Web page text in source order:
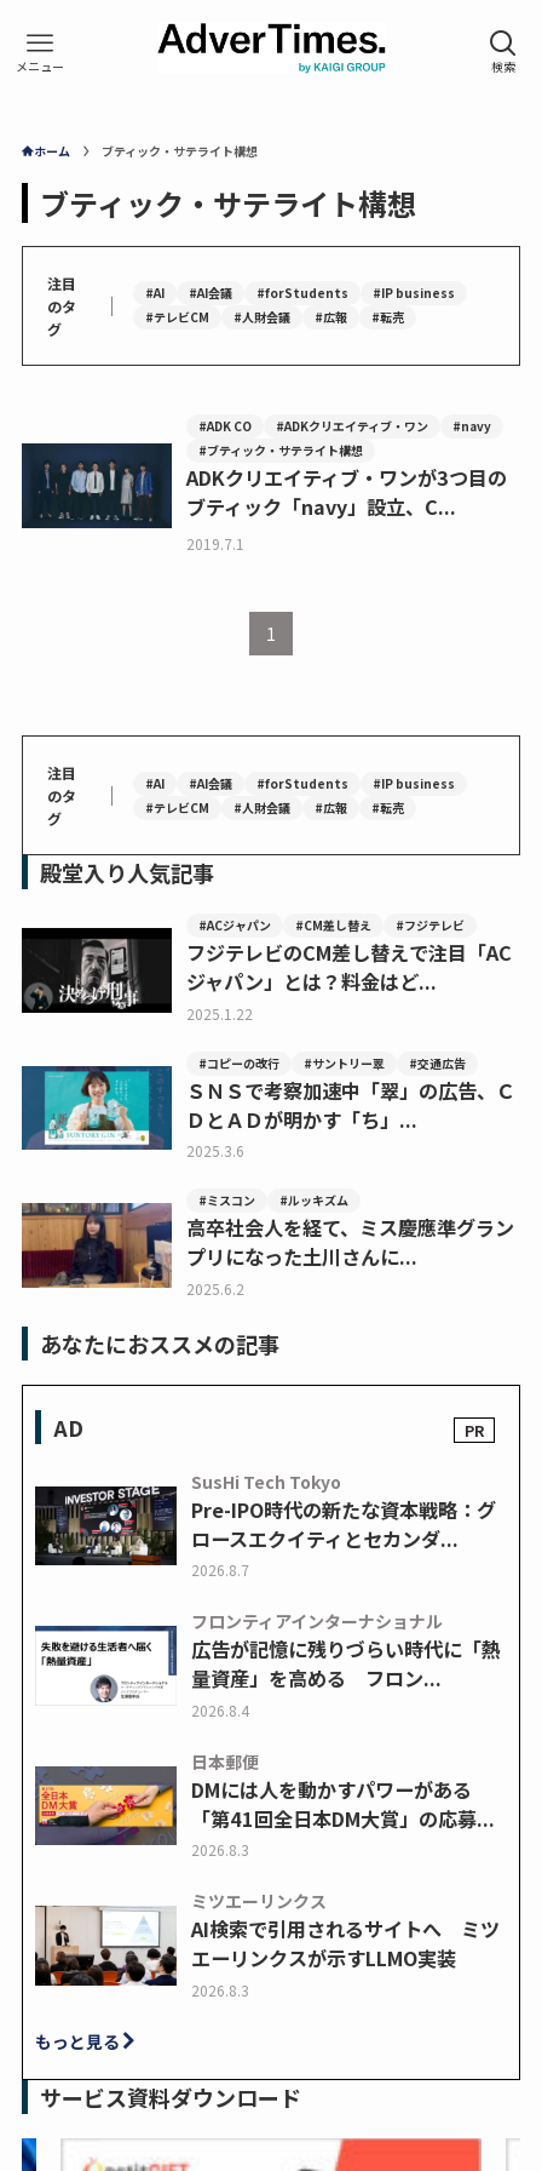
ホーム ブティック・サテライト構想
ブティック・サテライト構想
注目
のタ
グ
｜ #AI #AI会議 #forStudents
#IP business
#テレビCM
#人財会議 #広報 #転売
#ADK CO #ADKクリエイティブ・ワン
#navy
#ブティック・サテライト構想
ADKクリエイティブ・ワンが3つ目の
ブティック「navy」設立、C...
2019.7.1
1
注目
のタ
グ
｜ #AI #AI会議 #forStudents
#IP business
#テレビCM
#人財会議 #広報 #転売
殿堂入り人気記事
#ACジャパン #CM差し替え #フジテレビ
フジテレビのCM差し替えで注目「AC
ジャパン」とは？料金はど...
2025.1.22
#コピーの改行 #サントリー翠 #交通広告
ＳＮＳで考察加速中「翠」の広告、Ｃ
ＤとＡＤが明かす「ち」...
2025.3.6
#ミスコン #ルッキズム
高卒社会人を経て、ミス慶應準グラン
プリになった土川さんに...
2025.6.2
あなたにおススメの記事
AD
SusHi Tech Tokyo
Pre-IPO時代の新たな資本戦略：グ
ロースエクイティとセカンダ...
2026.8.7
フロンティアインターナショナル
広告が記憶に残りづらい時代に「熱
量資産」を高める フロン...
2026.8.4
日本郵便
DMには人を動かすパワーがある
「第41回全日本DM大賞」の応募...
2026.8.3
ミツエーリンクス
AI検索で引用されるサイトへ ミツ
エーリンクスが示すLLMO実装
2026.8.3
もっと見る
サービス資料ダウンロード